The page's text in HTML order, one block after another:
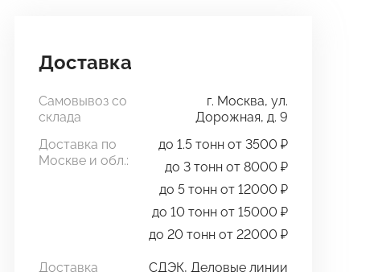
Доставка
Самовывоз со
склада
г. Москва, ул.
Дорожная, д. 9
Доставка по
Москве и обл.:
до 1.5 тонн от 3500 ₽
до 3 тонн от 8000 ₽
до 5 тонн от 12000 ₽
до 10 тонн от 15000 ₽
до 20 тонн от 22000 ₽
Доставка
СДЭК, Деловые линии